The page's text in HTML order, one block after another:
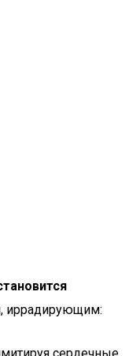
иррадирующим: